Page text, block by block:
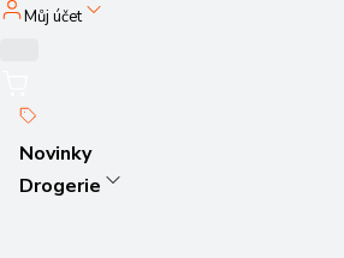
Můj účet
Novinky
Drogerie